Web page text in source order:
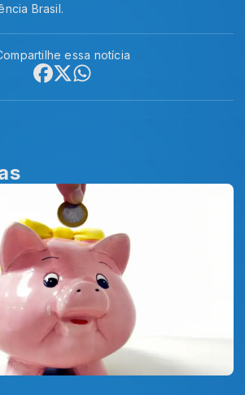
Brasil.
essa notícia